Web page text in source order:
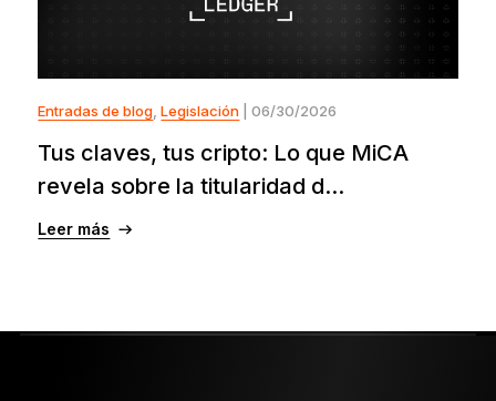
Entradas de blog ,Legislación | 06/30/2026
Tus claves, tus cripto: Lo que MiCA
revela sobre la titularidad d...
Leer más